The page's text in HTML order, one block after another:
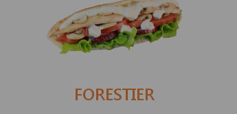
FORESTIER